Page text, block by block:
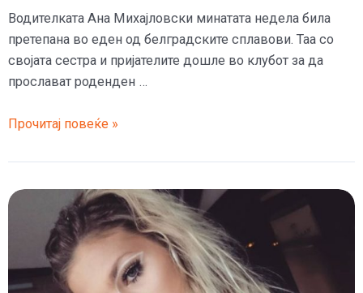
Водителката Ана Михајловски минатата недела била
претепана во еден од белградските сплавови. Таа со
својата сестра и пријателите дошле во клубот за да
прослават роденден …
(ВИДЕО)
огласи
српската
водителка
претепаа
Прочитај повеќе »